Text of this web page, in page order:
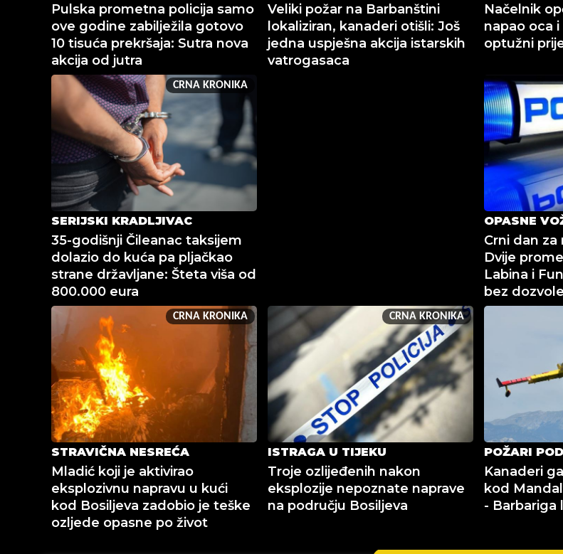
Pulska prometna policija samo
ove godine zabilježila gotovo
10 tisuća prekršaja: Sutra nova
akcija od jutra
Veliki požar na Barbanštini
lokaliziran, kanaderi otišli: Još
jedna uspješna akcija istarskih
vatrogasaca
Načelnik
napao oca
optužni
CRNA KRONIKA
SERIJSKI KRADLJIVAC
35-godišnji Čileanac taksijem
dolazio do kuća pa pljačkao
strane državljane: Šteta viša od
800.000 eura
OPASNE
Crni dan
Dvije
Labina i
bez dozvole
CRNA KRONIKA
STRAVIČNA NESREĆA
Mladić koji je aktivirao
eksplozivnu napravu u kući
kod Bosiljeva zadobio je teške
ozljede opasne po život
CRNA KRONIKA
ISTRAGA U TIJEKU
Troje ozlijeđenih nakon
eksplozije nepoznate naprave
na području Bosiljeva
POŽARI
Kanaderi
kod
- Barbariga